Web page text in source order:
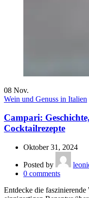
08 Nov.
Wein und Genuss in Italien
Campari:
Cocktailrezepte
Oktober 31, 2024
Posted by
0 comments
Entdecke die